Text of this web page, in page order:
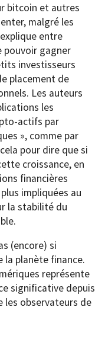
bitcoin et autres
malgré les
entre
pouvoir gagner
investisseurs
placement de
Les auteurs
les
actifs par
», comme par
pour dire que si
croissance, en
financières
impliquées au
la stabilité du
(encore) si
la planète finance.
représente
significative depuis
les observateurs de